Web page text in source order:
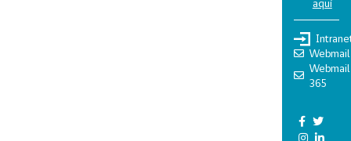
aquí
Webmail
Webmail
365